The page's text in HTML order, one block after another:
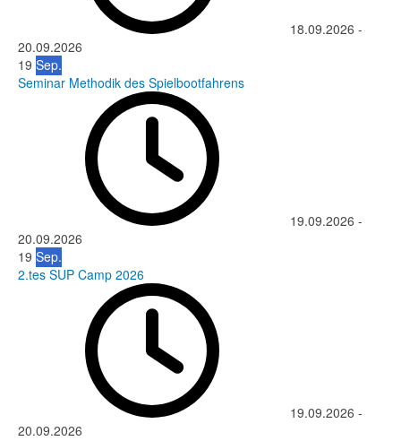
18.09.2026 -
20.09.2026
19 Sep.
Seminar Methodik des Spielbootfahrens
19.09.2026 -
20.09.2026
19 Sep.
2.tes SUP Camp 2026
19.09.2026 -
20.09.2026